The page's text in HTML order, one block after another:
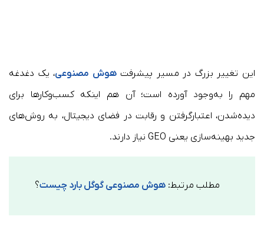
این تغییر بزرگ در مسیر پیشرفتهوش مصنوعی، یک دغدغه
مهم را به‌وجود آورده است؛ آن هم اینکه کسب‌وکارها برای
دیده‌شدن، اعتبارگرفتن و رقابت در فضای دیجیتال، به روش‌های
جدید بهینه‌سازی یعنی GEO نیاز دارند.
مطلب مرتبط: هوش مصنوعی گوگل بارد چیست؟